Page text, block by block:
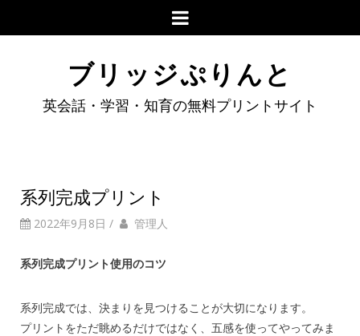
ブリッジぷりんと
英会話・学習・知育の無料プリントサイト
系列完成プリント
2022年9月8日 / 管理人
系列完成プリント使用のコツ
系列完成では、決まりを見つけることが大切になります。
プリントをただ眺めるだけではなく、五感を使ってやってみま